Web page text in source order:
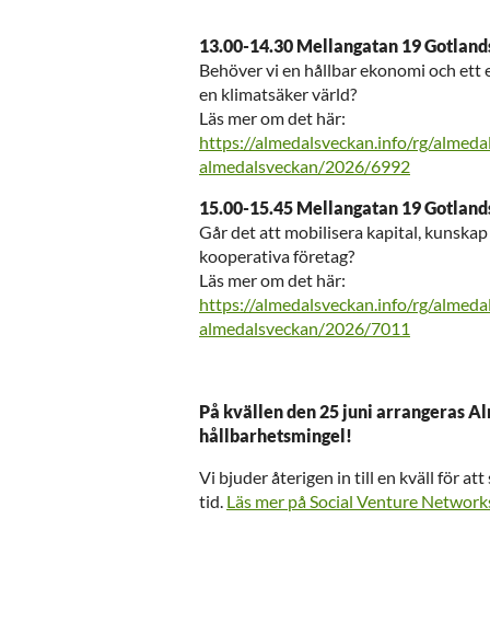
13.00-14.30 Mellangatan 19
Behöver vi en hållbar ekonomi och
en klimatsäker värld?
Läs mer om det här:
https://almedalsveckan.info/rg/
almedalsveckan/2026/6992
15.00-15.45 Mellangatan 19
Går det att mobilisera kapital,
kooperativa företag?
Läs mer om det här:
https://almedalsveckan.info/rg/
almedalsveckan/2026/7011
På kvällen den 25 juni arrangeras
hållbarhetsmingel!
Vi bjuder återigen in till en kväll för att
tid. Läs mer på Social Venture